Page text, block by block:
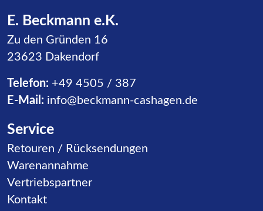
E. Beckmann e.K.
Zu den Gründen 16
23623 Dakendorf
Telefon: +49 4505 / 387
E-Mail: info@beckmann-cashagen.de
Service
Navigation überspringen
Retouren / Rücksendungen
Warenannahme
Vertriebspartner
Kontakt